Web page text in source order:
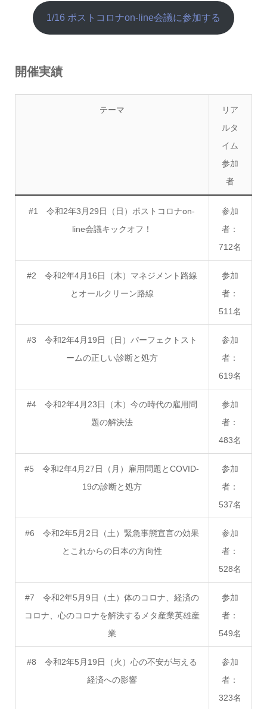
1/16 ポストコロナon-line会議に参加する
開催実績
テーマ
リア
ルタ
イム
参加
者
#1 令和2年3月29日（日）ポストコロナon-
line会議キックオフ！
参加
者：
712名
#2 令和2年4月16日（木）マネジメント路線
とオールクリーン路線
参加
者：
511名
#3 令和2年4月19日（日）パーフェクトスト
ームの正しい診断と処方
参加
者：
619名
#4 令和2年4月23日（木）今の時代の雇用問
題の解決法
参加
者：
483名
#5 令和2年4月27日（月）雇用問題とCOVID-
19の診断と処方
参加
者：
537名
#6 令和2年5月2日（土）緊急事態宣言の効果
とこれからの日本の方向性
参加
者：
528名
#7 令和2年5月9日（土）体のコロナ、経済の
コロナ、心のコロナを解決するメタ産業英雄産
業
参加
者：
549名
#8 令和2年5月19日（火）心の不安が与える
経済への影響
参加
者：
323名